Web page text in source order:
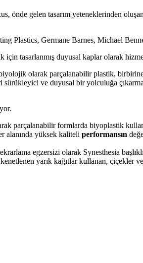
önde gelen tasarım yeteneklerinden
Plastics, Germane Barnes, Michael
için tasarlanmış duyusal kaplar olarak
olarak parçalanabilir plastik,
ve duyusal bir yolculuğa
parçalanabilir formlarda biyoplastik
alanında yüksek kaliteli performansın
egzersizi olarak Synesthesia
yarık kağıtlar kullanan,